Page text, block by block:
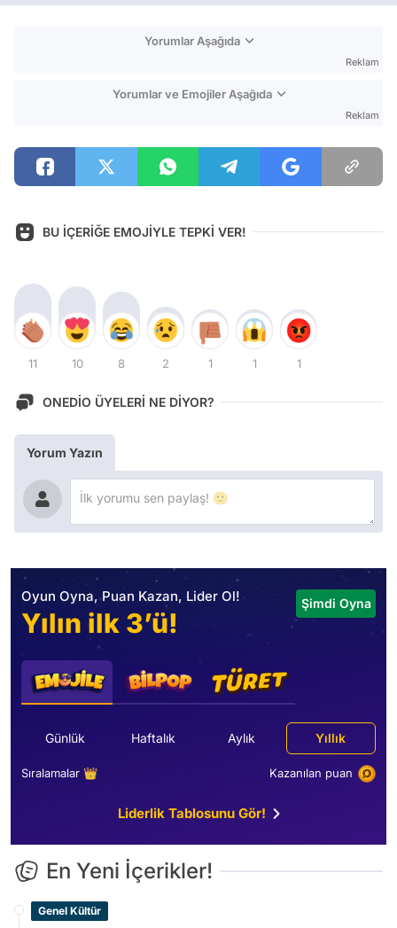
Yorumlar Aşağıda
Reklam
Yorumlar ve Emojiler Aşağıda
Reklam
BU İÇERİĞE EMOJİYLE TEPKİ VER!
11 10 8 2 1 1 1
ONEDİO ÜYELERİ NE DİYOR?
Yorum Yazın
Oyun Oyna, Puan Kazan, Lider Ol!
Yılın ilk 3’ü!
Şimdi Oyna
Günlük Haftalık Aylık Yıllık
Sıralamalar 👑 Kazanılan puan
Liderlik Tablosunu Gör!
En Yeni İçerikler!
Genel Kültür